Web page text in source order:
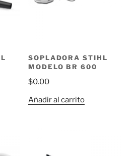
SOPLADORA STIHL
MODELO BR 600
$0.00
Añadir al carrito